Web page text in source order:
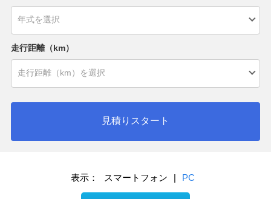
走行距離（km）
見積りスタート
表示： スマートフォン | PC